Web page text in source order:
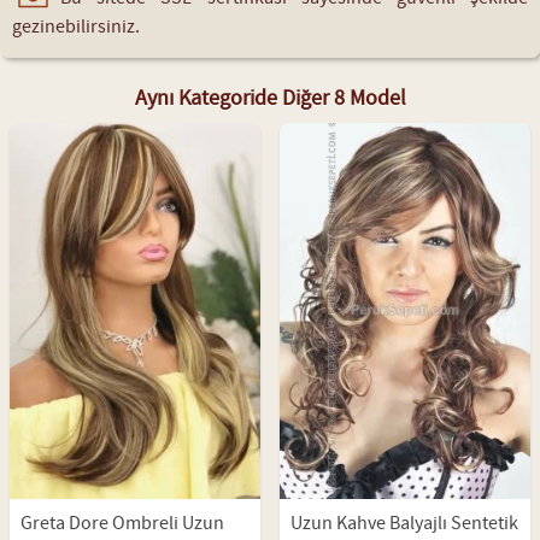
gezinebilirsiniz.
Aynı Kategoride Diğer 8 Model
Greta Dore Ombreli Uzun
Uzun Kahve Balyajlı Sentetik